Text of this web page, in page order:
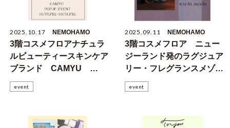
2025.10.17 NEMOHAMO
3階コスメフロアナチュラ
ルビューティースキンケア
ブランド CAMYU
POPUPのお知らせ
event
2025.09.11 NEMOHAMO
3階コスメフロア ニュー
ジーランド発のラグジュア
リー・フレグランスメゾ
ン キュリオノワールの
POPUPイベントのお知ら
event